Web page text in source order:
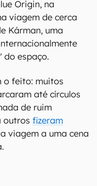
Origin, na
viagem de cerca
Kárman, uma
do espaço.
o feito: muitos
até círculos
de ruim
outros fizeram
viagem a uma cena